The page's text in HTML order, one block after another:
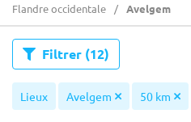
Flandre occidentale
Avelgem
Filtrer (12)
Lieux Avelgem 50 km